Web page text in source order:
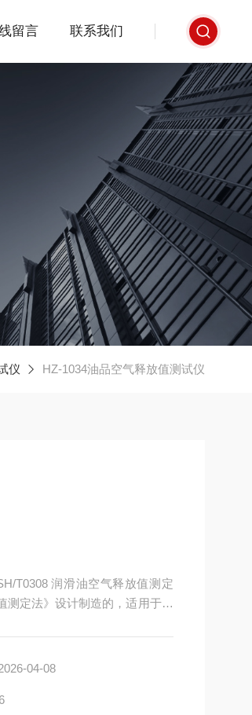
留言 联系我们
仪 HZ-1034油品空气释放值测试仪
T0308 润滑油空气释放值测定
测定法》设计制造的，适用于在
04-08